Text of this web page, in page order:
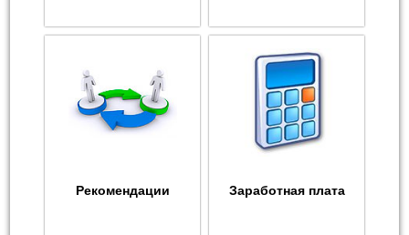
Рекомендации Заработная плата